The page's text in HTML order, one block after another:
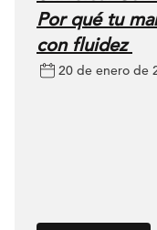
Por qué tu
con fluidez
20 de enero de